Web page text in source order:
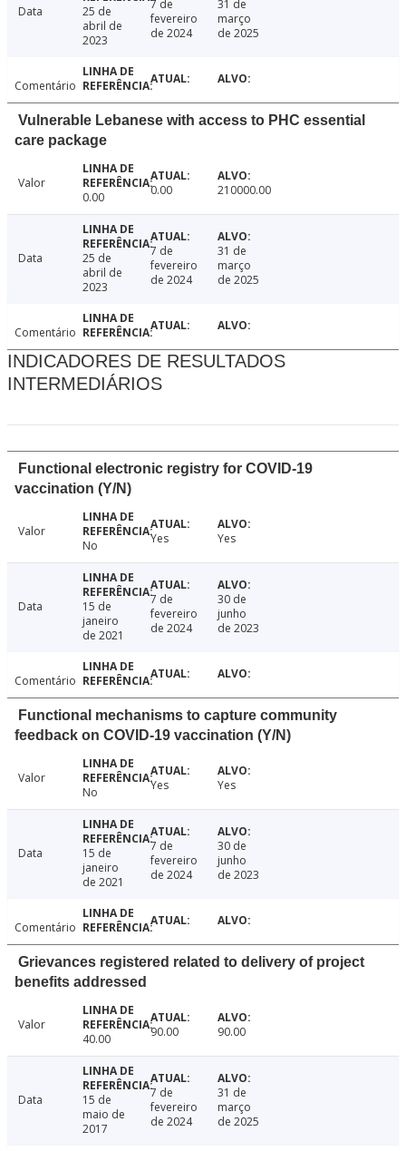
Data
25 de
abril de
2023
7 de
fevereiro
de 2024
31 de
março
de 2025
Comentário
Vulnerable Lebanese with access to PHC essential
care package
Valor
0.00
0.00 210000.00
Data
25 de
abril de
2023
7 de
fevereiro
de 2024
31 de
março
de 2025
Comentário
INDICADORES DE RESULTADOS
INTERMEDIÁRIOS
Functional electronic registry for COVID-19
vaccination (Y/N)
Valor
No
Yes Yes
Data
15 de
janeiro
de 2021
7 de
fevereiro
de 2024
30 de
junho
de 2023
Comentário
Functional mechanisms to capture community
feedback on COVID-19 vaccination (Y/N)
Valor
No
Yes Yes
Data
15 de
janeiro
de 2021
7 de
fevereiro
de 2024
30 de
junho
de 2023
Comentário
Grievances registered related to delivery of project
benefits addressed
Valor
40.00
90.00 90.00
Data
15 de
maio de
2017
7 de
fevereiro
de 2024
31 de
março
de 2025